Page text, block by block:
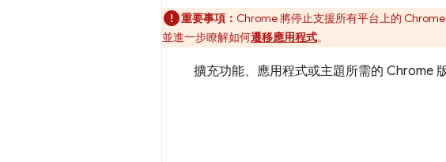
重要事項： Chrome 將停止支援所有平台上的
並進一步瞭解如何遷移應用程式。
擴充功能、應用程式或主題所需的 Chrome